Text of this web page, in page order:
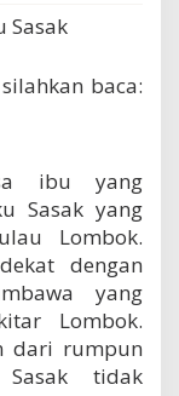
Sasak
baca:
ibu yang
Sasak yang
Lombok.
dengan
yang
Lombok.
dari rumpun
Sasak tidak